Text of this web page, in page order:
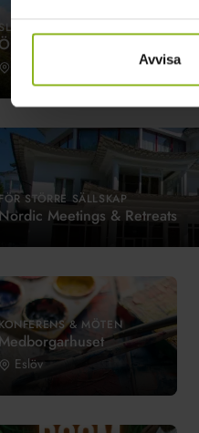
Avvisa
Örtofta slott
FÖR STÖRRE SÄLLSKAP
Nordic Meetings & Retreats
KONFERENS & MÖTEN
Medborgarhuset
Eslöv